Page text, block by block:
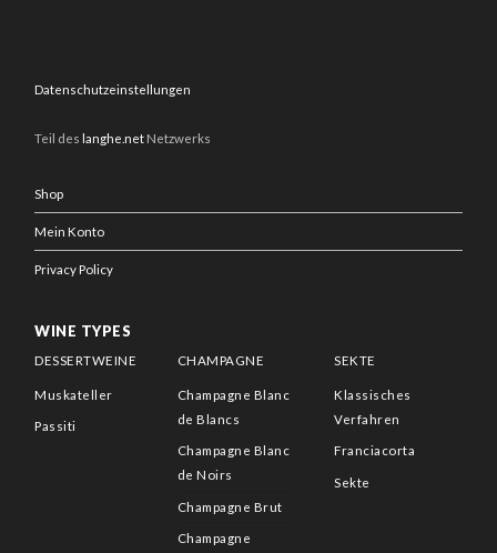
Datenschutzeinstellungen
Teil deslanghe.net Netzwerks
Shop
Mein Konto
Privacy Policy
WINE TYPES
DESSERTWEINE
Muskateller
Passiti
CHAMPAGNE
Champagne Blanc
de Blancs
Champagne Blanc
de Noirs
Champagne Brut
Champagne
SEKTE
Klassisches
Verfahren
Franciacorta
Sekte